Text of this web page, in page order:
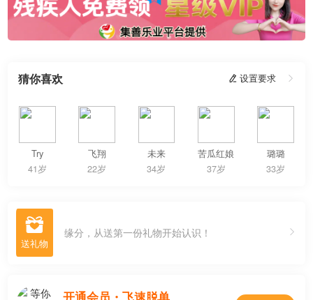
猜你喜欢  设置要求 
Try
41岁
飞翔
22岁
未来
34岁
苦瓜红娘
37岁
璐璐
33岁
 缘分，从送第一份礼物开始认识！